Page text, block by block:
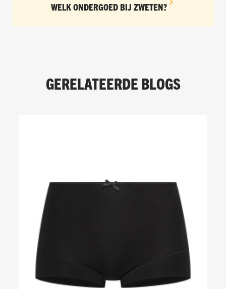
WELK ONDERGOED BIJ ZWETEN?
GERELATEERDE BLOGS